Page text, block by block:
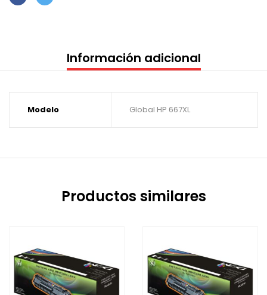
Información adicional
Modelo Global HP 667XL
Productos similares